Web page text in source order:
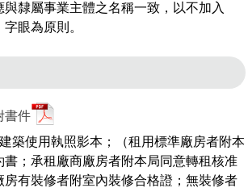
學園區生態保育協作平台」公開資訊
與隸屬事業主體之名稱一致，以不加入
字眼為原則。
書件
築使用執照影本；（租用標準廠房者附本
書；承租廠商廠房者附本局同意轉租核准
房有裝修者附室內裝修合格證；無裝修者